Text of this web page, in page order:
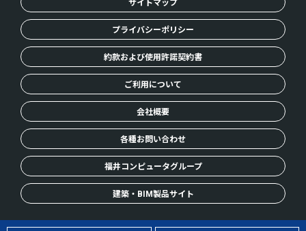
サイトマップ
プライバシーポリシー
約款および使用許諾契約書
ご利用について
会社概要
各種お問い合わせ
福井コンピュータグループ
建築・BIM製品サイト
© FUKUICOMPUTER, Inc. All Rights Reserved.